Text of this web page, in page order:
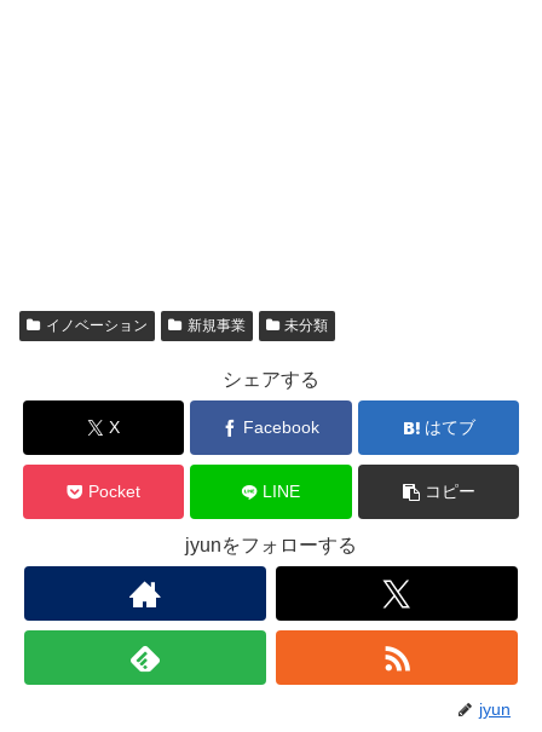
イノベーション 新規事業 未分類
シェアする
X Facebook はてブ
Pocket LINE コピー
jyunをフォローする
jyun